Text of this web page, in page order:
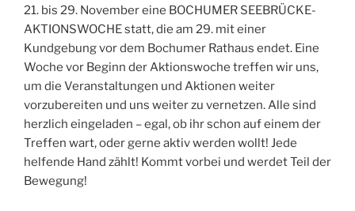
21. bis 29. November eine BOCHUMER SEEBRÜCKE-
AKTIONSWOCHE statt, die am 29. mit einer
Kundgebung vor dem Bochumer Rathaus endet. Eine
Woche vor Beginn der Aktionswoche treffen wir uns,
um die Veranstaltungen und Aktionen weiter
vorzubereiten und uns weiter zu vernetzen. Alle sind
herzlich eingeladen – egal, ob ihr schon auf einem der
Treffen wart, oder gerne aktiv werden wollt! Jede
helfende Hand zählt! Kommt vorbei und werdet Teil der
Bewegung!